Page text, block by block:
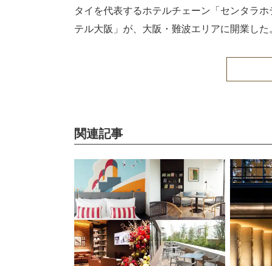
タイを代表するホテルチェーン「センタラ
テル大阪」が、大阪・難波エリアに開業した。
関連記事